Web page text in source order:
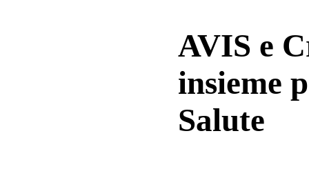
AVIS e
insieme
Salute